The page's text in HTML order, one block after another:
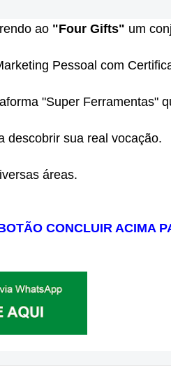
ao "Four Gifts" um
Pessoal com
"Super Ferramentas"
descobrir sua real vocação.
áreas.
CONCLUIR ACIMA